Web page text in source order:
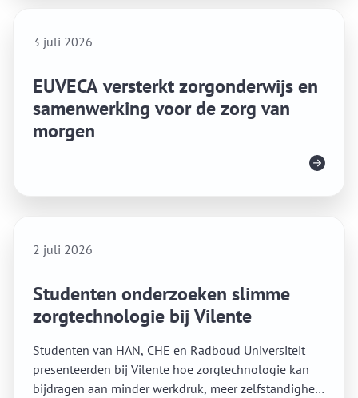
3 juli 2026
EUVECA versterkt zorgonderwijs en
samenwerking voor de zorg van
morgen
2 juli 2026
Studenten onderzoeken slimme
zorgtechnologie bij Vilente
Studenten van HAN, CHE en Radboud Universiteit
presenteerden bij Vilente hoe zorgtechnologie kan
bijdragen aan minder werkdruk, meer zelfstandigheid